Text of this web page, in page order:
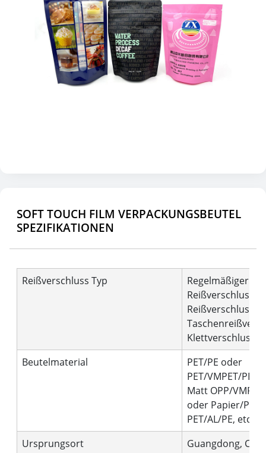
SOFT TOUCH FILM VERPACKUNGSBEUTEL
SPEZIFIKATIONEN
Reißverschluss Typ
Regelmäßiger
Reißverschluss,
Reißverschluss,
Klettverschluss
Beutelmaterial
PET/PE oder
PET/VMPET/PE
Matt OPP/
oder Papier/PET/
PET/AL/PE, etc.
Ursprungsort
Guangdong,